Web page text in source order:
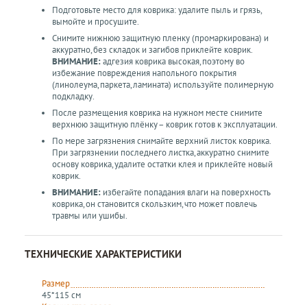
Подготовьте место для коврика: удалите пыль и грязь,
вымойте и просушите.
Снимите нижнюю защитную пленку (промаркирована) и
аккуратно, без складок и загибов приклейте коврик.
ВНИМАНИЕ:адгезия коврика высокая, поэтому во
избежание повреждения напольного покрытия
(линолеума, паркета, ламината) используйте полимерную
подкладку.
После размещения коврика на нужном месте снимите
верхнюю защитную плёнку – коврик готов к эксплуатации.
По мере загрязнения снимайте верхний листок коврика.
При загрязнении последнего листка, аккуратно снимите
основу коврика, удалите остатки клея и приклейте новый
коврик.
ВНИМАНИЕ: избегайте попадания влаги на поверхность
коврика, он становится скользким, что может повлечь
травмы или ушибы.
ТЕХНИЧЕСКИЕ ХАРАКТЕРИСТИКИ
Размер
45*115 см